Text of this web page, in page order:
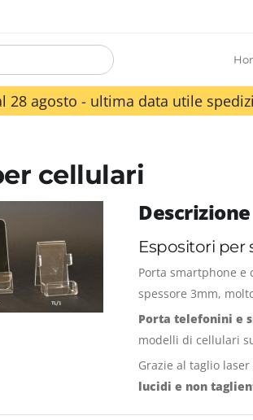
28 agosto - ultima data utile
cellulari
Descrizione
Espositori
Porta smartphone
spessore 3mm,
Porta telefonini e
modelli di cellulari
Grazie al taglio
lucidi e non